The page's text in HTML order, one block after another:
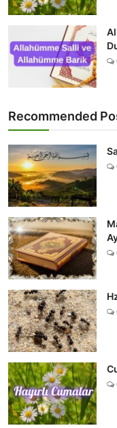
Recommended